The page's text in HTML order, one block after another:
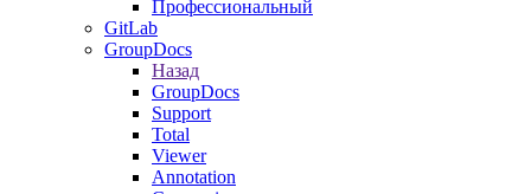
Профессиональный
GitLab
GroupDocs
Назад
GroupDocs
Support
Total
Viewer
Annotation